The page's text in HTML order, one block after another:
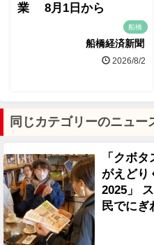
業 8月1日から
船橋
船橋経済新聞
2026/8/2
同じカテゴリーのニュー
「クボ
がえどり
2025」
民でにぎ